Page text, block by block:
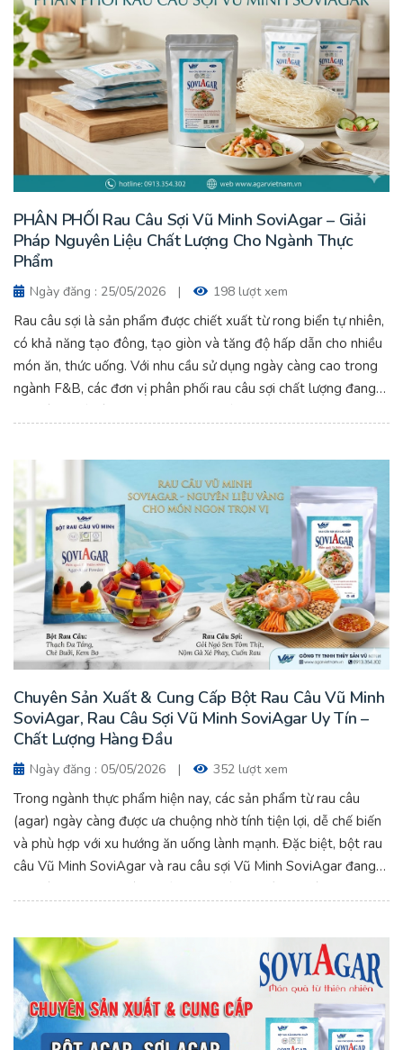
PHÂN PHỐI Rau Câu Sợi Vũ Minh SoviAgar – Giải
Pháp Nguyên Liệu Chất Lượng Cho Ngành Thực
Phẩm
Ngày đăng : 25/05/2026 | 198 lượt xem
Rau câu sợi là sản phẩm được chiết xuất từ rong biển tự nhiên,
có khả năng tạo đông, tạo giòn và tăng độ hấp dẫn cho nhiều
món ăn, thức uống. Với nhu cầu sử dụng ngày càng cao trong
ngành F&B, các đơn vị phân phối rau câu sợi chất lượng đang
trở thành đối tác quan trọng của nhiều doanh nghiệp.
Chuyên Sản Xuất & Cung Cấp Bột Rau Câu Vũ Minh
SoviAgar, Rau Câu Sợi Vũ Minh SoviAgar Uy Tín –
Chất Lượng Hàng Đầu
Ngày đăng : 05/05/2026 | 352 lượt xem
Trong ngành thực phẩm hiện nay, các sản phẩm từ rau câu
(agar) ngày càng được ưa chuộng nhờ tính tiện lợi, dễ chế biến
và phù hợp với xu hướng ăn uống lành mạnh. Đặc biệt, bột rau
câu Vũ Minh SoviAgar và rau câu sợi Vũ Minh SoviAgar đang